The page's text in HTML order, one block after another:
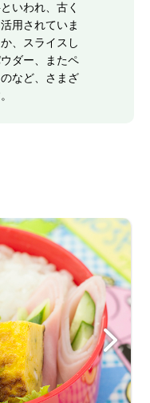
いわれ、古く
用されていま
、スライスし
ダー、またペ
など、さまざ